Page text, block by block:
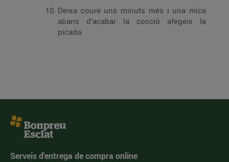
Deixa coure uns minuts més i una mica
abans d’acabar la cocció afegeix la
picada.
Serveis d'entrega de compra online